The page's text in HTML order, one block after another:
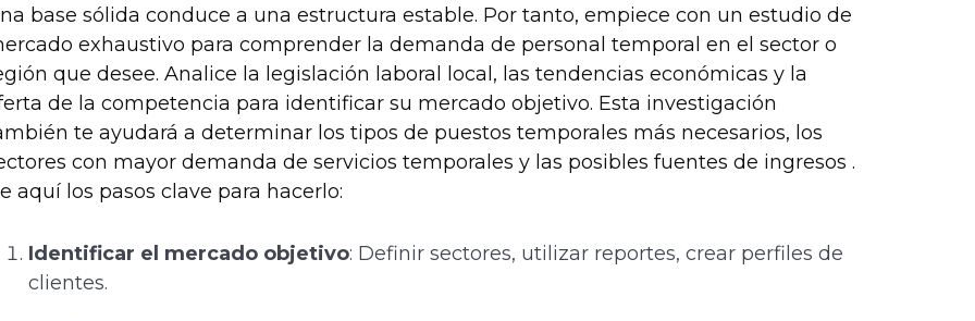
base sólida conduce a una estructura estable. Por tanto, empiece con un estudio de
exhaustivo para comprender la demanda de personal temporal en el sector o
que desee. Analice la legislación laboral local, las tendencias económicas y la
de la competencia para identificar su mercado objetivo. Esta investigación
te ayudará a determinar los tipos de puestos temporales más necesarios, los
con mayor demanda de servicios temporales y las posibles fuentes de ingresos .
aquí los pasos clave para hacerlo:
Identificar el mercado objetivo: Definir sectores, utilizar reportes, crear perfiles de
clientes.